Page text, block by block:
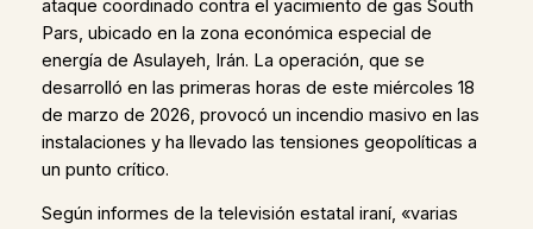
ataque coordinado contra el yacimiento de gas South
Pars, ubicado en la zona económica especial de
energía de Asulayeh, Irán. La operación, que se
desarrolló en las primeras horas de este miércoles 18
de marzo de 2026, provocó un incendio masivo en las
instalaciones y ha llevado las tensiones geopolíticas a
un punto crítico.
Según informes de la televisión estatal iraní, «varias